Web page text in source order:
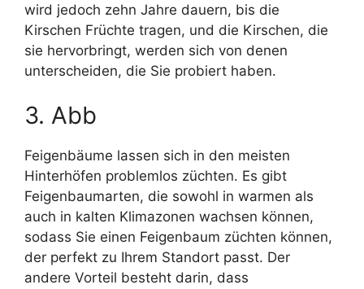
wird jedoch zehn Jahre dauern, bis die
Kirschen Früchte tragen, und die Kirschen, die
sie hervorbringt, werden sich von denen
unterscheiden, die Sie probiert haben.
3. Abb
Feigenbäume lassen sich in den meisten
Hinterhöfen problemlos züchten. Es gibt
Feigenbaumarten, die sowohl in warmen als
auch in kalten Klimazonen wachsen können,
sodass Sie einen Feigenbaum züchten können,
der perfekt zu Ihrem Standort passt. Der
andere Vorteil besteht darin, dass